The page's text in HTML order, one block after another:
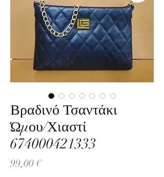
Βραδινό Τσαντάκι
Ώμου/Χιαστί
674000421333
99,00 €Τιμή